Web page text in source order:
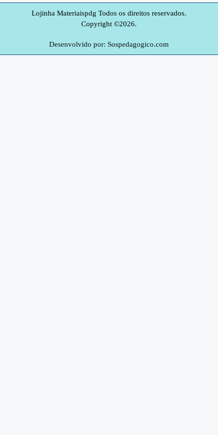
Lojinha Materiaispdg Todos os direitos reservados.
Copyright ©2026.
Desenvolvido por: Sospedagogico.com